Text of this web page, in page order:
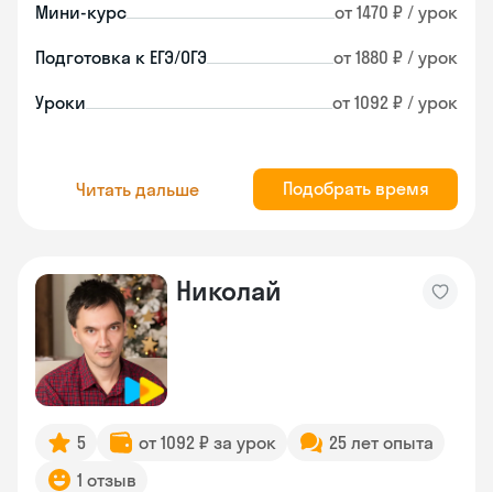
Мини-курс от 1470 ₽ / урок
Подготовка к ЕГЭ/ОГЭ от 1880 ₽ / урок
Уроки от 1092 ₽ / урок
Читать дальше Подобрать время
Николай
5 от 1092 ₽ за урок
25 лет опыта
1 отзыв